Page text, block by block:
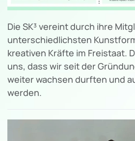
Die SK³ vereint durch ihre
unterschiedlichsten
kreativen Kräfte im Freistaat.
uns, dass wir seit der
weiter wachsen durften und
werden.